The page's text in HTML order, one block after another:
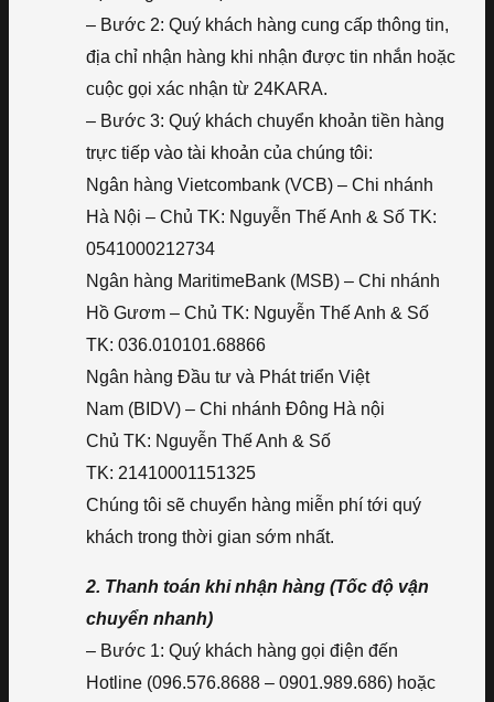
– Bước 2: Quý khách hàng cung cấp thông tin,
địa chỉ nhận hàng khi nhận được tin nhắn hoặc
cuộc gọi xác nhận từ 24KARA.
– Bước 3: Quý khách chuyển khoản tiền hàng
trực tiếp vào tài khoản của chúng tôi:
Ngân hàng Vietcombank (VCB) – Chi nhánh
Hà Nội – Chủ TK: Nguyễn Thế Anh & Số TK:
0541000212734
Ngân hàng MaritimeBank (MSB) – Chi nhánh
Hồ Gươm – Chủ TK: Nguyễn Thế Anh & Số
TK: 036.010101.68866
Ngân hàng Đầu tư và Phát triển Việt
Nam (BIDV) – Chi nhánh Đông Hà nội
Chủ TK: Nguyễn Thế Anh & Số
TK: 21410001151325
Chúng tôi sẽ chuyển hàng miễn phí tới quý
khách trong thời gian sớm nhất.
2. Thanh toán khi nhận hàng (Tốc độ vận
chuyển nhanh)
– Bước 1: Quý khách hàng gọi điện đến
Hotline (096.576.8688 – 0901.989.686) hoặc